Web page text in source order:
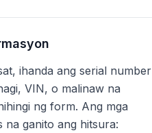
ihanda ang serial number
VIN, o malinaw na
ng form. Ang mga
na ganito ang hitsura: